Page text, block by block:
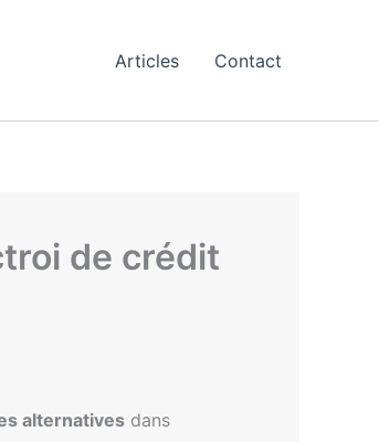
Articles Contact
de crédit
alternatives dans